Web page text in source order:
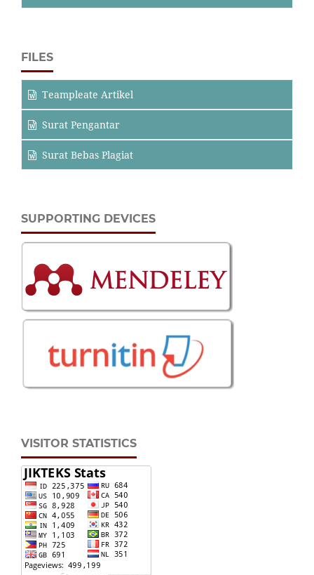
FILES
Teampleate Artikel
Surat Pengantar
Surat Bebas Plagiat
SUPPORTING DEVICES
VISITOR STATISTICS